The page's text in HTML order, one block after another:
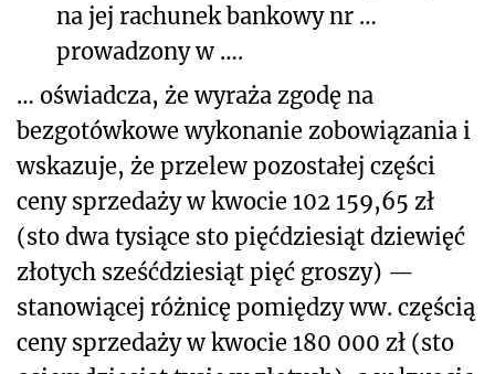
na jej rachunek bankowy nr …
prowadzony w ….
… oświadcza, że wyraża zgodę na
bezgotówkowe wykonanie zobowiązania i
wskazuje, że przelew pozostałej części
ceny sprzedaży w kwocie 102 159,65 zł
(sto dwa tysiące sto pięćdziesiąt dziewięć
złotych sześćdziesiąt pięć groszy) —
stanowiącej różnicę pomiędzy ww. częścią
ceny sprzedaży w kwocie 180 000 zł (sto